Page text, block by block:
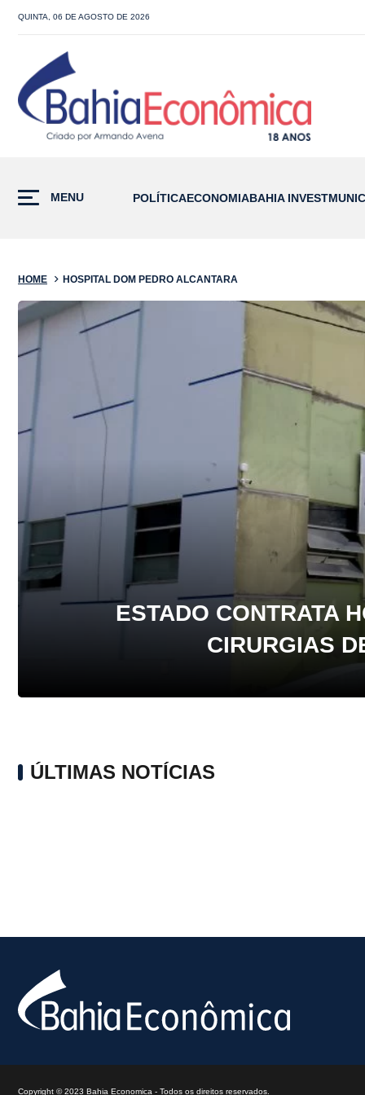
QUINTA, 06 DE AGOSTO DE 2026
MENU POLÍTICAECONOMIABAHIA INVEST
HOME HOSPITAL DOM PEDRO ALCANTARA
ESTADO CONTRATA
CIRURGIAS
ÚLTIMAS NOTÍCIAS
Copyright © 2023 Bahia Economica - Todos os direitos reservados.